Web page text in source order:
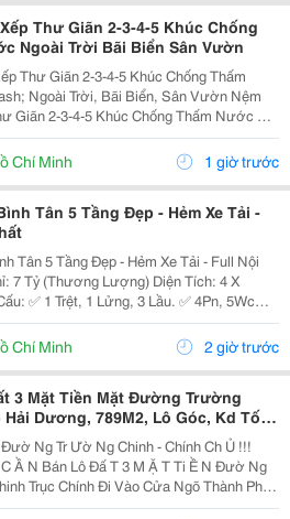
Thư Giãn 2-3-4-5 Khúc Chống
Ngoài Trời Bãi Biển Sân Vườn
Thư Giãn 2-3-4-5 Khúc Chống Thấm
Ngoài Trời, Bãi Biển, Sân Vườn Nệm
Giãn 2-3-4-5 Khúc Chống Thấm Nước Có
Thước, Màu Sắc Và Chất Liệu Phù
Lựa Chọn. Sản Phẩm Hoàn Thiện Tỉ Mỉ,
Chí Minh 1 giờ trước
Tân 5 Tầng Đẹp - Hẻm Xe Tải -
Tân 5 Tầng Đẹp - Hẻm Xe Tải - Full Nội
(Thương Lượng) Diện Tích: 4 X
6Pn). ✅ Phòng Thờ, Phòng Giặt, Sân
Xe Tải, Gần Mặt Tiền, Thuận...
Chí Minh 2 giờ trước
3 Mặt Tiền Mặt Đường Trường
Dương, 789M2, Lô Góc, Kd Tốt,
Ng Tr Ườ Ng Chinh - Chính Ch Ủ !!!
Ầ N Bán Lô Đấ T 3 M Ặ T Ti Ề N Đườ Ng
Trục Chính Đi Vào Cửa Ngõ Thành Ph Ố
Ặ T Ti Ề